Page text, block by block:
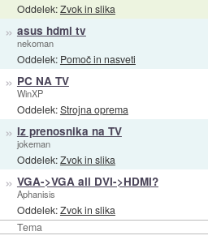
Tema
Oddelek:Zvok in slika
» asus hdmi tv
nekoman
Oddelek: Pomoč in nasveti
» PC NA TV
WinXP
Oddelek:Strojna oprema
» Iz prenosnika na TV
jokeman
Oddelek:Zvok in slika
» VGA->VGA ali DVI->HDMI?
Aphanisis
Oddelek:Zvok in slika